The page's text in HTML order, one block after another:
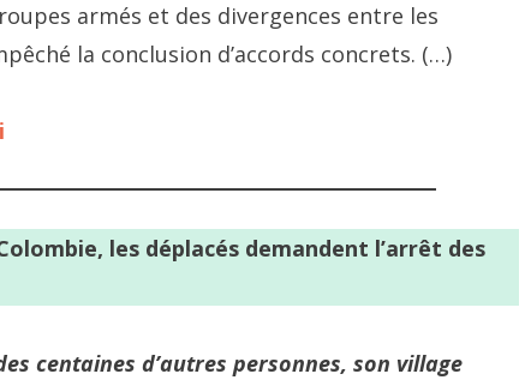
armés et des divergences entre les
la conclusion d’accords concrets. (…)
les déplacés demandent l’arrêt des
centaines d’autres personnes, son village